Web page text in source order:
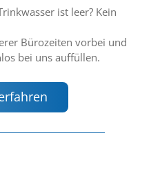
ist leer? Kein
Bürozeiten vorbei und
bei uns auffüllen.